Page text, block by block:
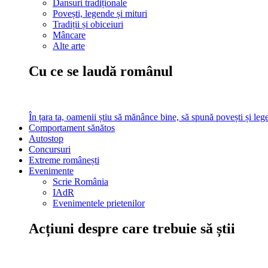
Dansuri tradiționale
Povești, legende și mituri
Tradiții și obiceiuri
Mâncare
Alte arte
Cu ce se laudă românul
În țara ta, oamenii știu să mănânce bine, să spună povești și
Comportament sănătos
Autostop
Concursuri
Extreme românești
Evenimente
Scrie România
IAdR
Evenimentele prietenilor
Acțiuni despre care trebuie să știi